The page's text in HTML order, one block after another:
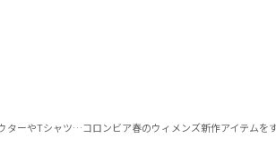
ターやTシャツ…コロンビア春のウィメンズ新作アイテムを